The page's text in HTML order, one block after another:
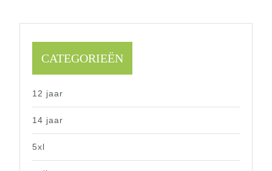
CATEGORIEËN
12 jaar
14 jaar
5xl